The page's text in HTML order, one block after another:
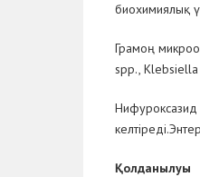
биохимиялық
Грамоң
spp.,
Нифуроксазид
Қолданылуы